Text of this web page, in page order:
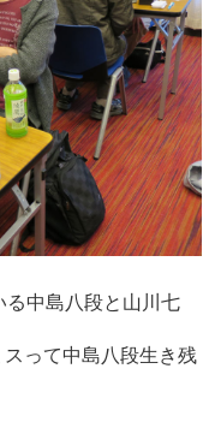
中島八段と山川七
って中島八段生き残